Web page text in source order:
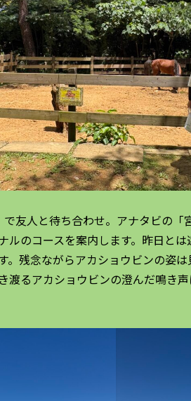
友人と待ち合わせ。アナタビの「
ルのコースを案内します。昨日と
。残念ながらアカショウビンの姿
渡るアカショウビンの澄んだ鳴き